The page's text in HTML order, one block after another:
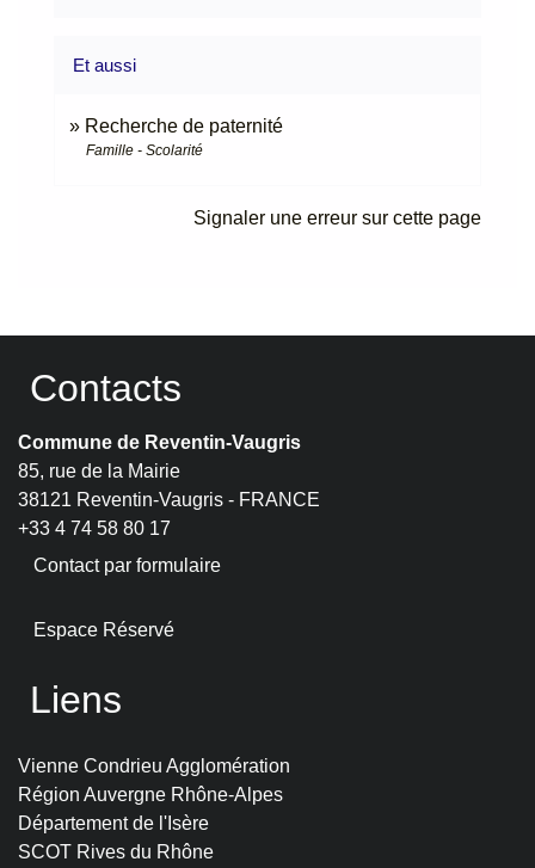
Et aussi
Recherche de paternité
Famille - Scolarité
Signaler une erreur sur cette page
Contacts
Commune de Reventin-Vaugris
85, rue de la Mairie
38121 Reventin-Vaugris - FRANCE
+33 4 74 58 80 17
Contact par formulaire
Espace Réservé
Liens
Vienne Condrieu Agglomération
Région Auvergne Rhône-Alpes
Département de l'Isère
SCOT Rives du Rhône